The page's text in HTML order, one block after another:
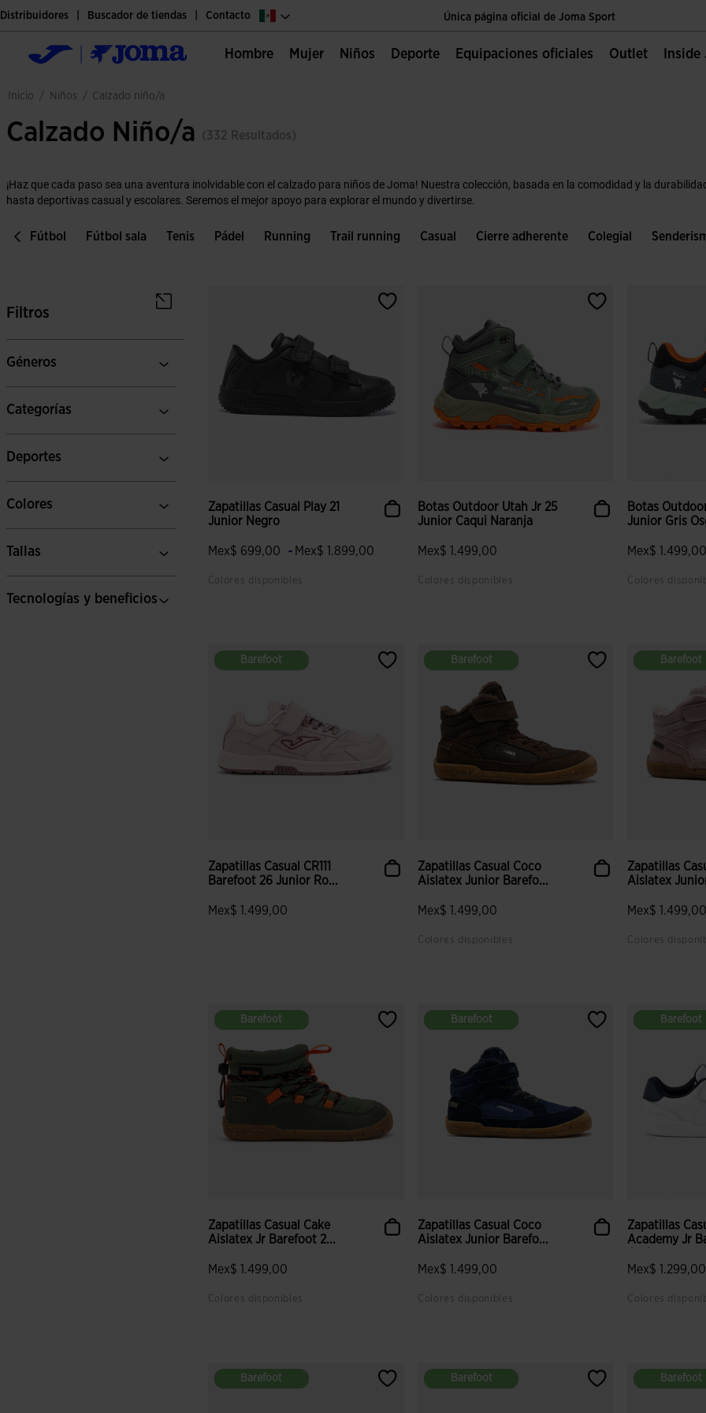
Única página oficial de Joma Sport
Envíos gratis a partir de $2 000.00 MXN
Distribuidores Buscador de tiendas Contacto
Hombre Mujer Niños Deporte Equipaciones oficiales Outlet Inside
inicio / niños / calzado niño/a
Calzado Niño/a (332 Resultados)
¡Haz que cada paso sea una aventura inolvidable con el calzado para niños de Joma! Nuestra colección, basada en la comodidad y la
hasta deportivas casual y escolares. Seremos el mejor apoyo para explorar el mundo y divertirse.
Fútbol Fútbol sala Tenis Pádel Running Trail running Casual Cierre adherente Colegial
Filtros
Géneros
Categorías
Deportes
Colores
Tallas
Tecnologías y beneficios
Zapatillas Casual Play 21
Junior Negro
Mex$ 699,00 - Mex$ 1.899,00
Colores disponibles
Botas Outdoor Utah Jr 25
Junior Caqui Naranja
Mex$ 1.499,00
Colores disponibles
Botas
Junior Gris
Mex$ 1.499,00
Colores
Barefoot
Barefoot
Zapatillas Casual CR111
Barefoot 26 Junior Ro...
Mex$ 1.499,00
Barefoot
Barefoot
Zapatillas Casual Coco
Aislatex Junior Barefo...
Mex$ 1.499,00
Colores disponibles
Barefoot
Barefoot
Zapatillas
Aislatex
Mex$ 1.499,00
Colores
Barefoot
Barefoot
Zapatillas Casual Cake
Aislatex Jr Barefoot 2...
Mex$ 1.499,00
Colores disponibles
Barefoot
Barefoot
Zapatillas Casual Coco
Aislatex Junior Barefo...
Mex$ 1.499,00
Colores disponibles
Barefoot
Barefoot
Zapatillas
Academy Jr
Mex$ 1.299,00
Colores
Barefoot
Barefoot Barefoot
Barefoot Barefoot
Barefoot